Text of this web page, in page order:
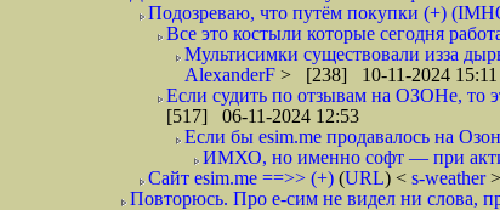
Подозреваю, что путём покупки (+)
Все это костыли которые сегодня
Мультисимки существовали изза
AlexanderF > [238] 10-11-2024 15:11
Если судить по отзывам на ОЗОНе, то
[517] 06-11-2024 12:53
Если бы esim.me продавалось на
ИМХО, но именно софт — при
Сайт esim.me ==>> (+) (URL) < s-weather
Повторюсь. Про е-сим не видел ни слова,